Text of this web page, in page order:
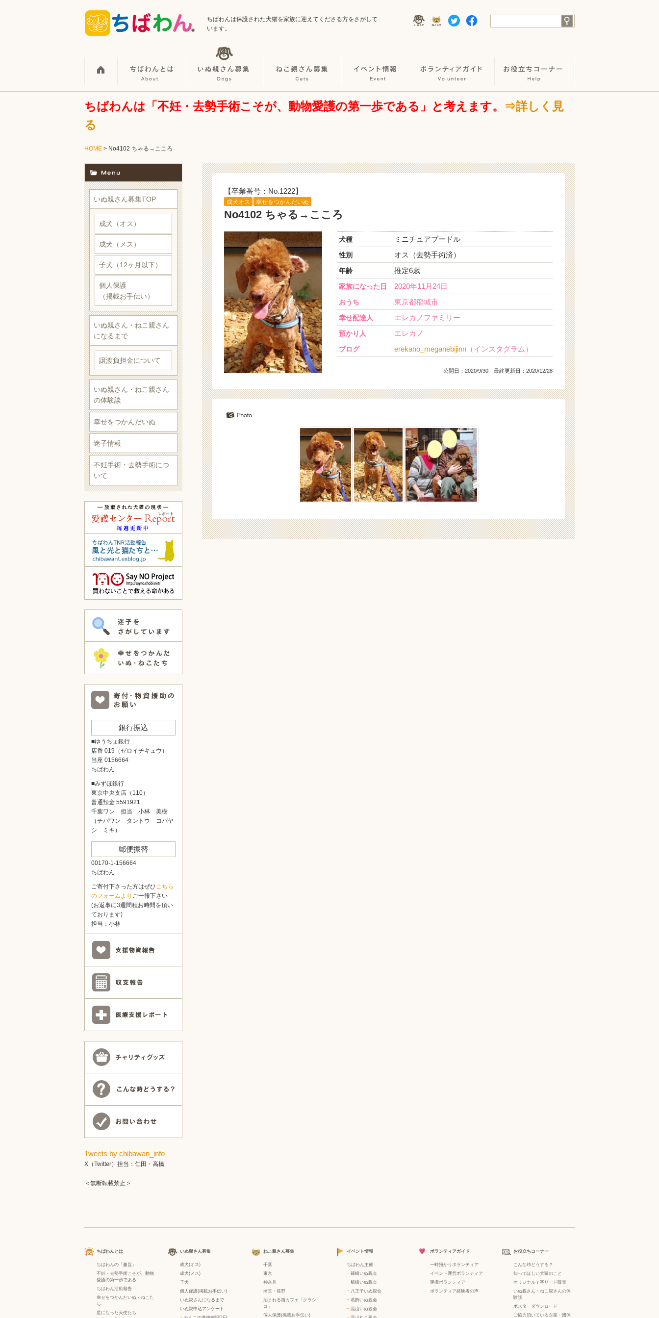
ちばわんは保護された犬猫を家族に迎えてくださる方をさがして
います。
ちばわんは「不妊・去勢手術こそが、動物愛護の第一歩である」と考えます。
⇒詳しく見
る
HOME > No4102 ちゃる→こころ
【卒業番号：No.1222】
成犬オス 幸せをつかんだいぬ
No4102 ちゃる→こころ
犬種 ミニチュアプードル
性別 オス（去勢手術済）
年齢 推定6歳
家族になった日 2020年11月24日
おうち 東京都稲城市
幸せ配達人 エレカノファミリー
預かり人 エレカノ
ブログ erekano_meganebijinn （インスタグラム）
公開日： 2020/9/30 最終更新日：2020/12/28
いぬ親さん募集TOP
成犬（オス）
成犬（メス）
子犬（12ヶ月以下）
個人保護
（掲載お手伝い）
いぬ親さん・ねこ親さん
になるまで
譲渡負担金について
いぬ親さん・ねこ親さん
の体験談
幸せをつかんだいぬ
迷子情報
不妊手術・去勢手術につ
いて
銀行振込
■ゆうちょ銀行
店番 019（ゼロイチキュウ）
当座 0156664
ちばわん
■みずほ銀行
東京中央支店（110）
普通預金 5591921
千葉ワン 担当 小林 美樹
（チバワン タントウ コバヤ
シ ミキ）
郵便振替
00170-1-156664
ちばわん
ご寄付下さった方はぜひこちら
のフォームより ご一報下さい
(お返事に3週間程お時間を頂い
ております)
担当：小林
Tweets by chibawan_info
X（Twitter）担当：仁田・高橋
＜無断転載禁止＞
ちばわんとは
ちばわんの「趣旨」
不妊・去勢手術こそが、動物
愛護の第一歩である
ちばわん活動報告
幸せをつかんだいぬ・ねこた
ち
星になった天使たち
いぬ親さん募集
成犬(オス)
成犬(メス)
子犬
個人保護(掲載お手伝い)
いぬ親さんになるまで
いぬ親申込アンケート
ねこ親さん募集
千葉
東京
神奈川
埼玉・長野
泊まれる猫カフェ「クラシ
コ」
個人保護(掲載お手伝い)
イベント情報
ちばわん主催
− 篠崎いぬ親会
− 船橋いぬ親会
− 八王子いぬ親会
− 葛飾いぬ親会
− 流山いぬ親会
ボランティアガイド
一時預かりボランティア
イベント運営ボランティア
運搬ボランティア
ボランティア経験者の声
お役立ちコーナー
こんな時どうする？
知ってほしい犬猫のこと
オリジナルＹ字リード販売
いぬ親さん・ねこ親さんの体
験談
ポスターダウンロード
ご協力頂いている企業・団体